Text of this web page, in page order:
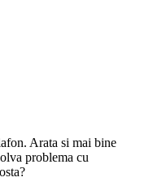
Arata si mai bine
problema cu